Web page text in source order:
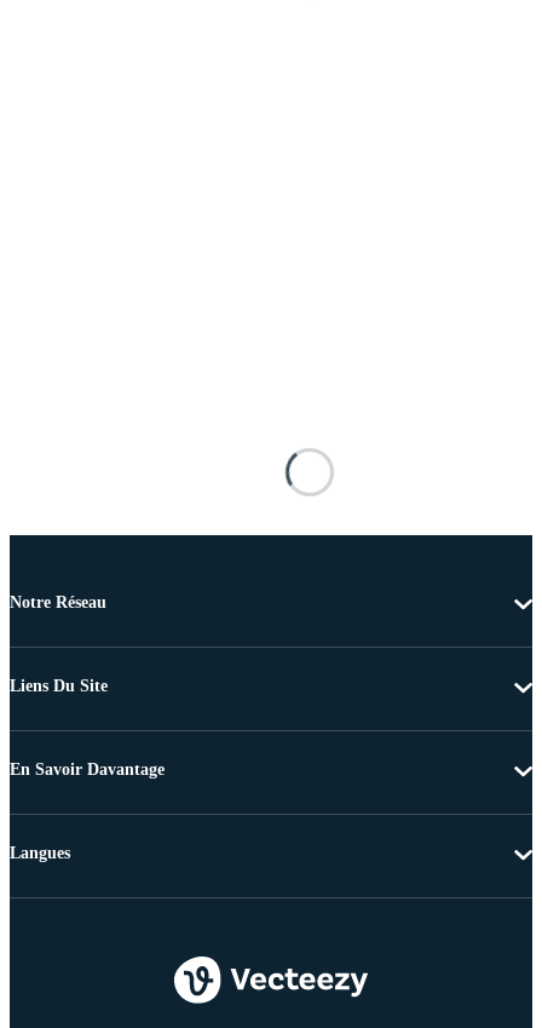
Notre Réseau
Liens Du Site
En Savoir Davantage
Langues